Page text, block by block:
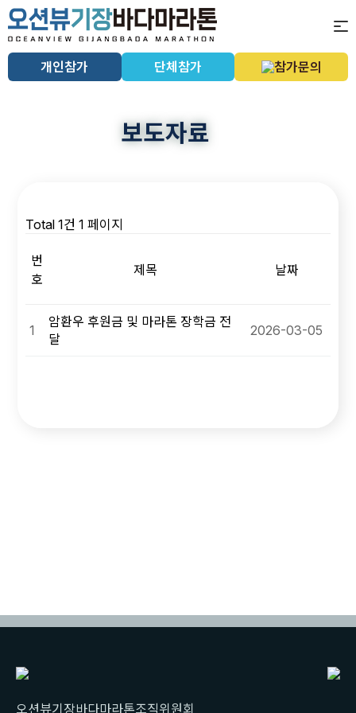
개인참가 단체참가 참가문의
보도자료
Total 1건 1 페이지
번
호
제목 날짜
1
암환우 후원금 및 마라톤 장학금 전
달
2026-03-05
오션뷰기장바다마라톤조직위원회